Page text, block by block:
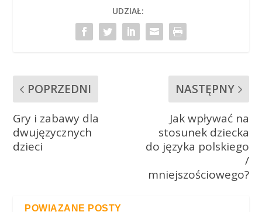
UDZIAŁ:
POPRZEDNI
Gry i zabawy dla
dwujęzycznych
dzieci
NASTĘPNY
Jak wpływać na
stosunek dziecka
do języka polskiego
/
mniejszościowego?
POWIĄZANE POSTY